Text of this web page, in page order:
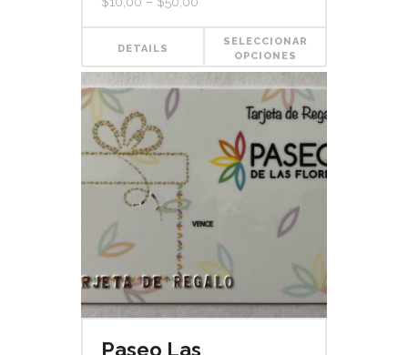
DETAILS
SELECCIONAR
OPCIONES
Paseo Las